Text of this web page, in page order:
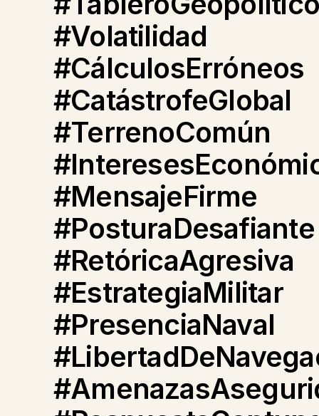
#Volatilidad
#CálculosErróneos
#CatástrofeGlobal
#TerrenoComún
#MensajeFirme
#PosturaDesafiante
#RetóricaAgresiva
#EstrategiaMilitar
#PresenciaNaval